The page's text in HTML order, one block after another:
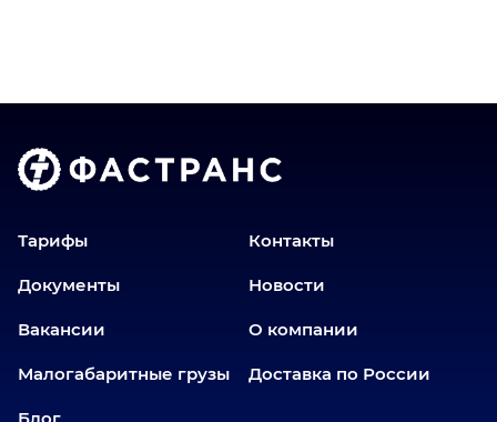
Волгоград
Донецк
Еманжелинск
Заводоуковск
Златоуст
Иваново
Тарифы Контакты
Документы Новости
Вакансии О компании
Малогабаритные грузы Доставка по России